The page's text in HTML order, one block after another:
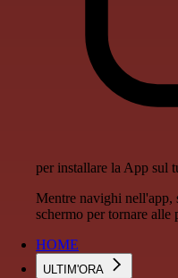
per installare la App sul
Mentre navighi nell'app,
schermo per tornare alle
HOME
ULTIM'ORA